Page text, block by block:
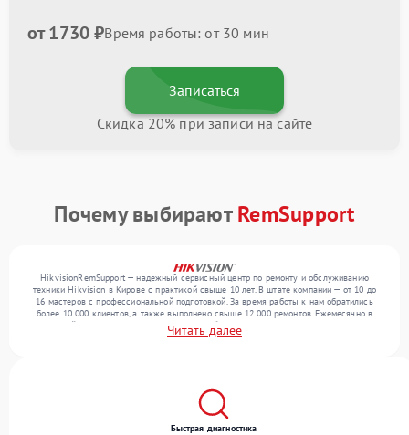
от 1730 ₽Время работы: от 30 мин
Записаться
Скидка 20% при записи на сайте
Почему выбираютRemSupport
HikvisionRemSupport — надежный сервисный центр по ремонту и обслуживанию
техники Hikvision в Кирове с практикой свыше 10 лет. В штате компании — от 10 до
16 мастеров с профессиональной подготовкой. За время работы к нам обратились
более 10 000 клиентов, а также выполнено свыше 12 000 ремонтов. Ежемесячно в
сервисный центр поступает более 300 устройств, включая , , . Мы выполняем ремонт
различного уровня сложности и гарантируем высокое качество обслуживания
Читать далее
Быстрая диагностика